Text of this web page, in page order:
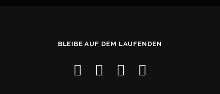
BLEIBE AUF DEM LAUFENDEN